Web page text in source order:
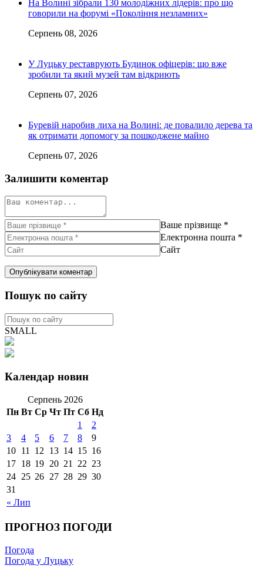
На Волині зібрали 130 молодіжних лідерів: про що
говорили на форумі «Покоління незламних»
Серпень 08, 2026
У Луцьку реставрують Будинок офіцерів: що вже
зробили та який музей там відкриють
Серпень 07, 2026
Буревій наробив лиха на Волині: де повалило дерева та
як отримати допомогу за пошкоджене майно
Серпень 07, 2026
Залишити коментар
Ваше прізвище *
Електронна пошта *
Сайт
Пошук по сайту
SMALL
Календар новин
Серпень 2026
Пн Вт Ср Чт Пт Сб Нд
« Лип
1
2
3
4 5 6 7 8
9
10 11 12 13 14 15 16
17 18 19 20 21 22 23
24 25 26 27 28 29 30
31
ПРОГНОЗ ПОГОДИ
Погода
Погода у Луцьку